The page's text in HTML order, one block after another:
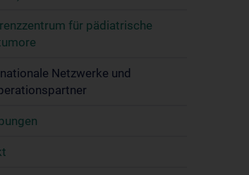
für pädiatrische
Netzwerke und